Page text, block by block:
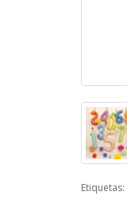
Etiquetas: